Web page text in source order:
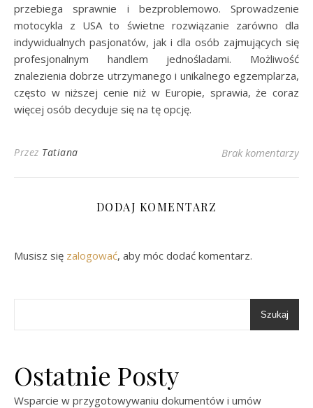
przebiega sprawnie i bezproblemowo. Sprowadzenie
motocykla z USA to świetne rozwiązanie zarówno dla
indywidualnych pasjonatów, jak i dla osób zajmujących się
profesjonalnym handlem jednośladami. Możliwość
znalezienia dobrze utrzymanego i unikalnego egzemplarza,
często w niższej cenie niż w Europie, sprawia, że coraz
więcej osób decyduje się na tę opcję.
Przez Tatiana Brak komentarzy
DODAJ KOMENTARZ
Musisz się zalogować, aby móc dodać komentarz.
Szukaj
Ostatnie Posty
Wsparcie w przygotowywaniu dokumentów i umów